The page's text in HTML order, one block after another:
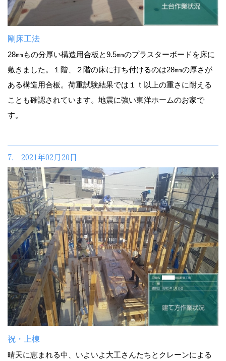
剛床工法
28㎜もの分厚い構造用合板と9.5㎜のプラスターボードを床に
敷きました。１階、２階の床に打ち付けるのは28㎜の厚さが
ある構造用合板。荷重試験結果では１ｔ以上の重さに耐える
ことも確認されています。地震に強い東洋ホームのお家で
す。
7. 2021年02月20日
祝・上棟
晴天に恵まれる中、いよいよ大工さんたちとクレーンによる